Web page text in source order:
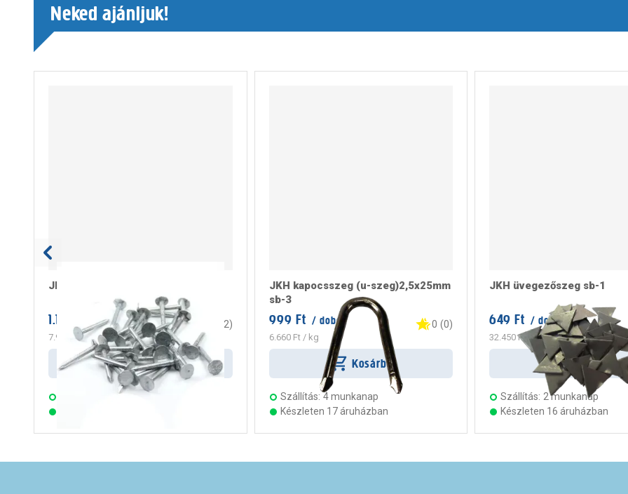
Neked ajánljuk!
JKH zsindelyszeg 3,4x20mm
1.199 Ft / darab
7.993 Ft / kg
2)
Kosárba
2 munkanap
JKH kapocsszeg (u-szeg)2,5x25mm
sb-3
999 Ft / doboz
6.660 Ft/ kg
0 (0)
Kosárba
Szállítás: 4 munkanap
Készleten 17 áruházban
JKH üvegezőszeg sb-1
649 Ft / doboz
32.450 Ft / kg
Kosárba
Szállítás: 2 munkanap
Készleten 16 áruházban